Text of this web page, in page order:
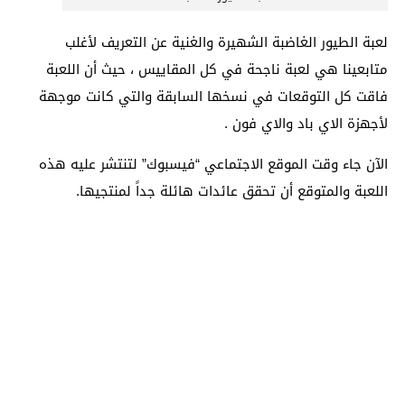
لعبة الطيور الغاضبة الشهيرة والغنية عن التعريف لأغلب
متابعينا هي لعبة ناجحة في كل المقاييس ، حيث أن اللعبة
فاقت كل التوقعات في نسخها السابقة والتي كانت موجهة
لأجهزة الاي باد والاي فون .
الآن جاء وقت الموقع الاجتماعي “فيسبوك” لتنتشر عليه هذه
اللعبة والمتوقع أن تحقق عائدات هائلة جداً لمنتجيها.